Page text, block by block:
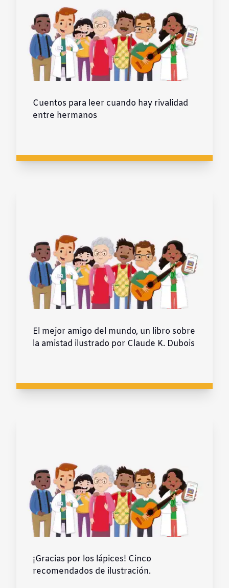
Cuentos para leer cuando hay rivalidad
entre hermanos
El mejor amigo del mundo, un libro sobre
la amistad ilustrado por Claude K. Dubois
¡Gracias por los lápices! Cinco
recomendados de ilustración.